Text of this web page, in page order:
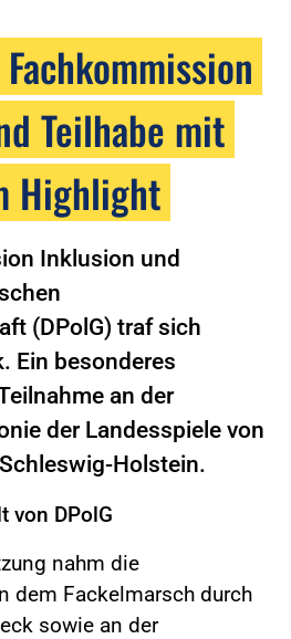
Teilhabe mit
Highlight
Inklusion und
(DPolG) traf sich
Ein besonderes
an der
der Landesspiele von
Holstein.
von DPolG
nahm die
dem Fackelmarsch durch
sowie an der